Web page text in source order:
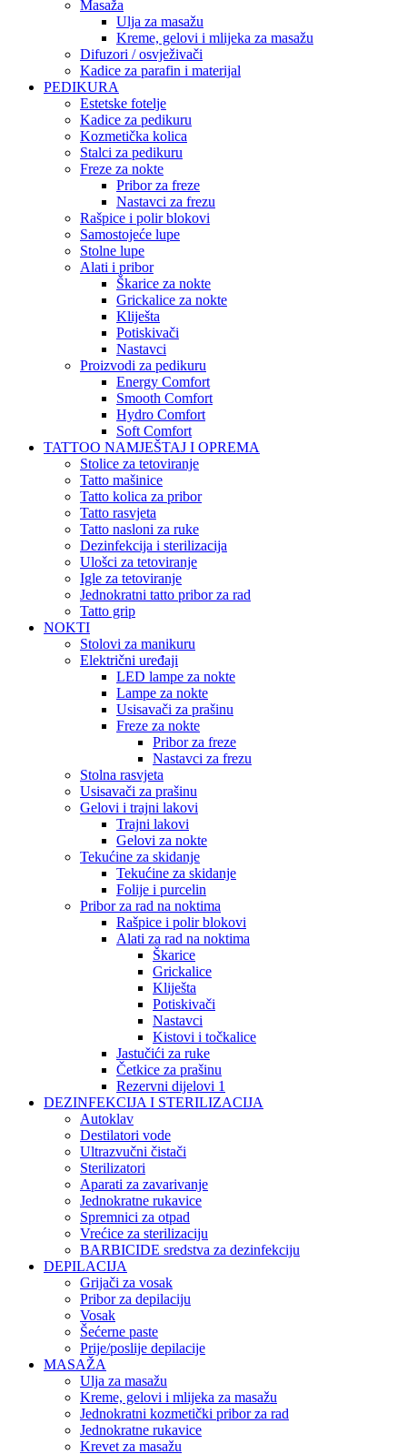
Masaža
Ulja za masažu
Kreme, gelovi i mlijeka za masažu
Difuzori / osvježivači
Kadice za parafin i materijal
PEDIKURA
Estetske fotelje
Kadice za pedikuru
Kozmetička kolica
Stalci za pedikuru
Freze za nokte
Pribor za freze
Nastavci za frezu
Rašpice i polir blokovi
Samostojeće lupe
Stolne lupe
Alati i pribor
Škarice za nokte
Grickalice za nokte
Kliješta
Potiskivači
Nastavci
Proizvodi za pedikuru
Energy Comfort
Smooth Comfort
Hydro Comfort
Soft Comfort
TATTOO NAMJEŠTAJ I OPREMA
Stolice za tetoviranje
Tatto mašinice
Tatto kolica za pribor
Tatto rasvjeta
Tatto nasloni za ruke
Dezinfekcija i sterilizacija
Ulošci za tetoviranje
Igle za tetoviranje
Jednokratni tatto pribor za rad
Tatto grip
NOKTI
Stolovi za manikuru
Električni uređaji
LED lampe za nokte
Lampe za nokte
Usisavači za prašinu
Freze za nokte
Pribor za freze
Nastavci za frezu
Stolna rasvjeta
Usisavači za prašinu
Gelovi i trajni lakovi
Trajni lakovi
Gelovi za nokte
Tekućine za skidanje
Tekućine za skidanje
Folije i purcelin
Pribor za rad na noktima
Rašpice i polir blokovi
Alati za rad na noktima
Škarice
Grickalice
Kliješta
Potiskivači
Nastavci
Kistovi i točkalice
Jastučići za ruke
Četkice za prašinu
Rezervni dijelovi 1
DEZINFEKCIJA I STERILIZACIJA
Autoklav
Destilatori vode
Ultrazvučni čistači
Sterilizatori
Aparati za zavarivanje
Jednokratne rukavice
Spremnici za otpad
Vrećice za sterilizaciju
BARBICIDE sredstva za dezinfekciju
DEPILACIJA
Grijači za vosak
Pribor za depilaciju
Vosak
Šećerne paste
Prije/poslije depilacije
MASAŽA
Ulja za masažu
Kreme, gelovi i mlijeka za masažu
Jednokratni kozmetički pribor za rad
Jednokratne rukavice
Krevet za masažu